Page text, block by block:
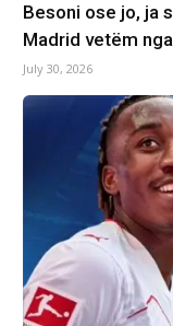
Besoni ose jo, ja
Madrid vetëm
July 30, 2026